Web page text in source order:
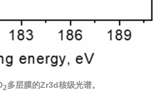
2多层膜的Zr3d核级光谱。